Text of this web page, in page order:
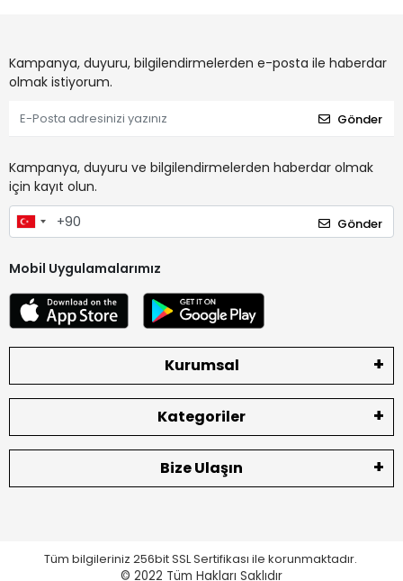
Kampanya, duyuru, bilgilendirmelerden e-posta ile haberdar
olmak istiyorum.
Gönder
Kampanya, duyuru ve bilgilendirmelerden haberdar olmak
için kayıt olun.
Gönder
Mobil Uygulamalarımız
Kurumsal
Kategoriler
Bize Ulaşın
Tüm bilgileriniz 256bit SSL Sertifikası ile korunmaktadır.
© 2022 Tüm Hakları Saklıdır